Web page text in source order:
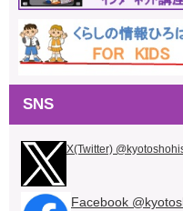
SNS
X(Twitter)
Facebook